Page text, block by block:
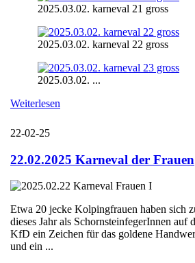
2025.03.02. karneval 21 gross
2025.03.02. karneval 22 gross
2025.03.02. ...
Weiterlesen
22-02-25
22.02.2025 Karneval der Frauen
Etwa 20 jecke Kolpingfrauen haben sich
dieses Jahr als SchornsteinfegerInnen auf
KfD ein Zeichen für das goldene
und ein ...